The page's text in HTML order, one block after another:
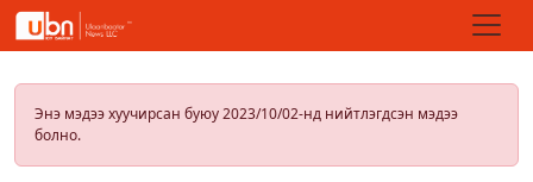
Энэ мэдээ хуучирсан буюу 2023/10/02-нд нийтлэгдсэн мэдээ
болно.